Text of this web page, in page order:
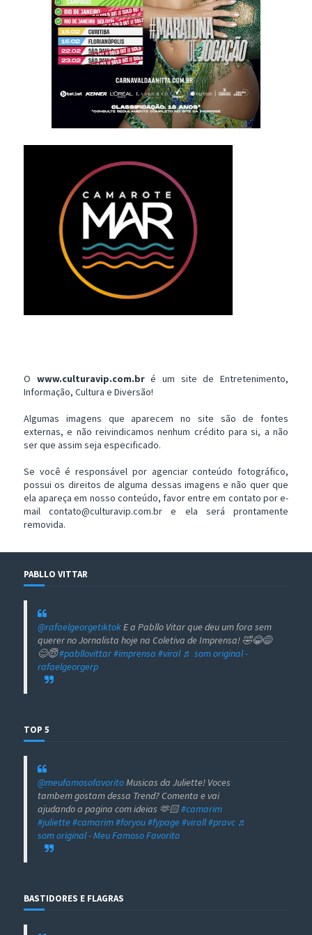
O www.culturavip.com.bré um site de Entretenimento,
Informação, Cultura e Diversão!
Algumas imagens que aparecem no site são de fontes
externas, e não reivindicamos nenhum crédito para si, a não
ser que assim seja especificado.
Se você é responsável por agenciar conteúdo fotográfico,
possui os direitos de alguma dessas imagens e não quer que
ela apareça em nosso conteúdo, favor entre em contato por e-
mail contato@culturavip.com.br e ela será prontamente
removida.
PABLLO VITTAR
@rafaelgeorgetiktokE a Pabllo Vitar que deu um fora sem
querer no Jornalista hoje na Coletiva de Imprensa! 🤣😂😅
😊😇#pabllovittar#imprensa #viral ♬ som original -
rafaelgeorgerp
TOP 5
@meufamosofavoritoMusicas da Juliette! Voces
tambem gostam dessa Trend? Comenta e vai
ajudando a pagina com ideias 🫶🏻#camarim
#juliette#camarim#foryou#fypage#virall#pravc ♬
som original - Meu Famoso Favorito
BASTIDORES E FLAGRAS